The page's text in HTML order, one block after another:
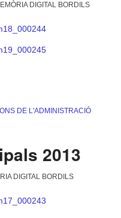
DIGITAL BORDILS
DE L'ADMINISTRACIÓ
2013
DIGITAL BORDILS